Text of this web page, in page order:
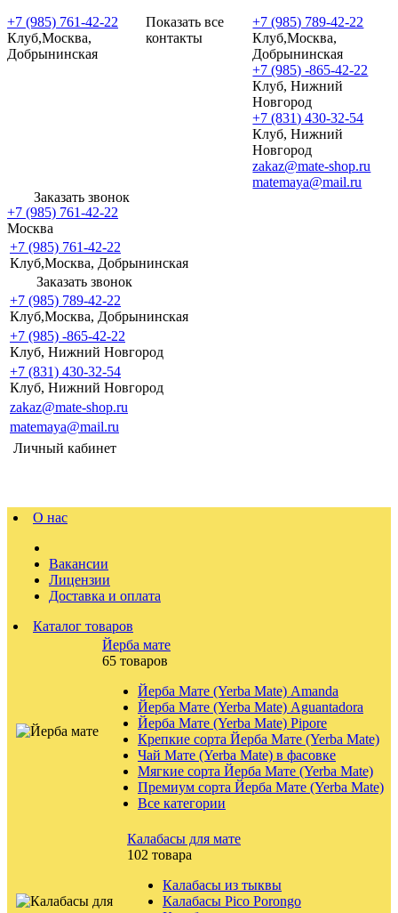
+7 (985) 761-42-22
Клуб,Москва,
Добрынинская
Показать все
контакты
+7 (985) 789-42-22
Клуб,Москва,
Добрынинская
+7 (985) -865-42-22
Клуб, Нижний
Новгород
+7 (831) 430-32-54
Клуб, Нижний
Новгород
zakaz@mate-shop.ru
matemaya@mail.ru
Заказать звонок
+7 (985) 761-42-22
Москва
+7 (985) 761-42-22
Клуб,Москва, Добрынинская
Заказать звонок
+7 (985) 789-42-22
Клуб,Москва, Добрынинская
+7 (985) -865-42-22
Клуб, Нижний Новгород
+7 (831) 430-32-54
Клуб, Нижний Новгород
zakaz@mate-shop.ru
matemaya@mail.ru
Личный кабинет
О нас
Вакансии
Лицензии
Доставка и оплата
Каталог товаров
Йерба мате
65 товаров
Йерба Мате (Yerba Mate) Amanda
Йерба Мате (Yerba Mate) Aguantadora
Йерба Мате (Yerba Mate) Pipore
Крепкие сорта Йерба Мате (Yerba Mate)
Чай Мате (Yerba Mate) в фасовке
Мягкие сорта Йерба Мате (Yerba Mate)
Премиум сорта Йерба Мате (Yerba Mate)
Все категории
Калабасы для мате
102 товара
Калабасы из тыквы
Калабасы Pico Porongo